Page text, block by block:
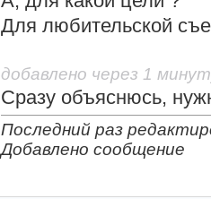
Для любительской
добавлено через 1
Сразу объяснюсь,
Последний раз
Добавлено сообщение